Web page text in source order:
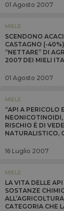
01 Agosto 2007
MIELE
SCENDONO
CASTAGNO (-
“NETTARE” DI
2007 DEI MIELI
01 Agosto 2007
MIELE
“API A PERICOLO
RISCHIO È DI
NATURALISTICO,
16 Luglio 2007
MIELE
LA VITA DELLE
SOSTANZE
CATEGORIA CHE